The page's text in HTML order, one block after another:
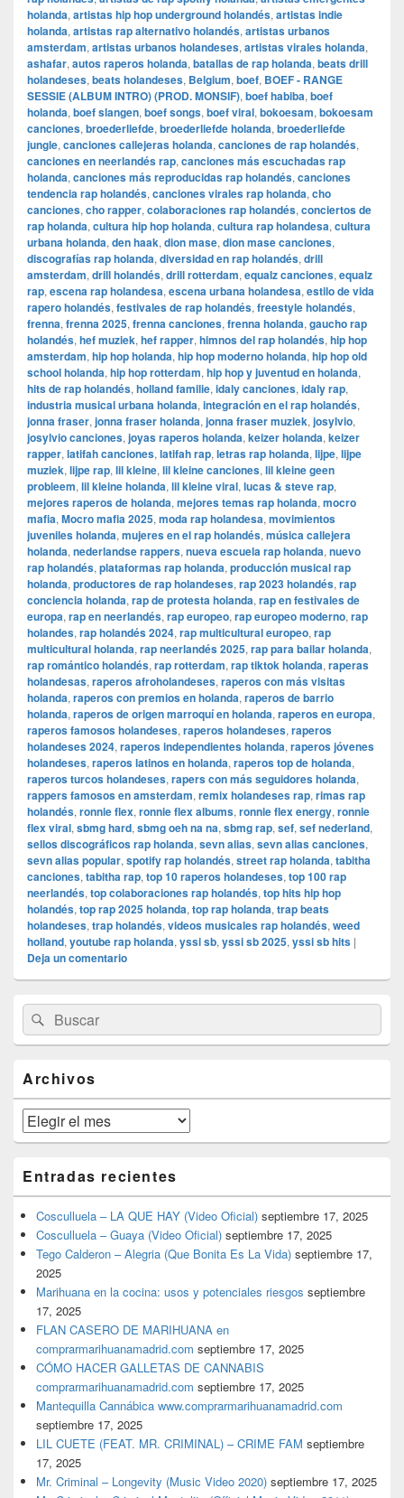
holanda, artistas hip hop underground holandés, artistas indie
holanda, artistas rap alternativo holandés, artistas urbanos
amsterdam, artistas urbanos holandeses, artistas virales holanda,
ashafar, autos raperos holanda, batallas de rap holanda, beats drill
holandeses, beats holandeses, Belgium, boef, BOEF - RANGE
SESSIE (ALBUM INTRO) (PROD. MONSIF), boef habiba, boef
holanda, boef slangen, boef songs, boef viral, bokoesam, bokoesam
canciones, broederliefde, broederliefde holanda, broederliefde
jungle, canciones callejeras holanda, canciones de rap holandés,
canciones en neerlandés rap, canciones más escuchadas rap
holanda, canciones más reproducidas rap holandés, canciones
tendencia rap holandés, canciones virales rap holanda, cho
canciones, cho rapper, colaboraciones rap holandés, conciertos de
rap holanda, cultura hip hop holanda, cultura rap holandesa, cultura
urbana holanda, den haak, dion mase, dion mase canciones,
discografías rap holanda, diversidad en rap holandés, drill
amsterdam, drill holandés, drill rotterdam, equalz canciones, equalz
rap, escena rap holandesa, escena urbana holandesa, estilo de vida
rapero holandés, festivales de rap holandés, freestyle holandés,
frenna, frenna 2025, frenna canciones, frenna holanda, gaucho rap
holandés, hef muziek, hef rapper, himnos del rap holandés, hip hop
amsterdam, hip hop holanda, hip hop moderno holanda, hip hop old
school holanda, hip hop rotterdam, hip hop y juventud en holanda,
hits de rap holandés, holland familie, idaly canciones, idaly rap,
industria musical urbana holanda, integración en el rap holandés,
jonna fraser, jonna fraser holanda, jonna fraser muziek, josylvio,
josylvio canciones, joyas raperos holanda, keizer holanda, keizer
rapper, latifah canciones, latifah rap, letras rap holanda, lijpe, lijpe
muziek, lijpe rap, lil kleine, lil kleine canciones, lil kleine geen
probleem, lil kleine holanda, lil kleine viral, lucas & steve rap,
mejores raperos de holanda, mejores temas rap holanda, mocro
mafia, Mocro mafia 2025, moda rap holandesa, movimientos
juveniles holanda, mujeres en el rap holandés, música callejera
holanda, nederlandse rappers, nueva escuela rap holanda, nuevo
rap holandés, plataformas rap holanda, producción musical rap
holanda, productores de rap holandeses, rap 2023 holandés, rap
conciencia holanda, rap de protesta holanda, rap en festivales de
europa, rap en neerlandés, rap europeo, rap europeo moderno, rap
holandes, rap holandés 2024, rap multicultural europeo, rap
multicultural holanda, rap neerlandés 2025, rap para bailar holanda,
rap romántico holandés, rap rotterdam, rap tiktok holanda, raperas
holandesas, raperos afroholandeses, raperos con más visitas
holanda, raperos con premios en holanda, raperos de barrio
holanda, raperos de origen marroquí en holanda, raperos en europa,
raperos famosos holandeses, raperos holandeses, raperos
holandeses 2024, raperos independientes holanda, raperos jóvenes
holandeses, raperos latinos en holanda, raperos top de holanda,
raperos turcos holandeses, rapers con más seguidores holanda,
rappers famosos en amsterdam, remix holandeses rap, rimas rap
holandés, ronnie flex, ronnie flex albums, ronnie flex energy, ronnie
flex viral, sbmg hard, sbmg oeh na na, sbmg rap, sef, sef nederland,
sellos discográficos rap holanda, sevn alias, sevn alias canciones,
sevn alias popular, spotify rap holandés, street rap holanda, tabitha
canciones, tabitha rap, top 10 raperos holandeses, top 100 rap
neerlandés, top colaboraciones rap holandés, top hits hip hop
holandés, top rap 2025 holanda, top rap holanda, trap beats
holandeses, trap holandés, videos musicales rap holandés, weed
holland, youtube rap holanda, yssi sb, yssi sb 2025, yssi sb hits |
Deja un comentario
área
de
widget
lateral
primaria
Buscar
por:
Buscar
Archivos
Archivos
Entradas recientes
Cosculluela – LA QUE HAY (Video Oficial) septiembre 17, 2025
Cosculluela – Guaya (Video Oficial) septiembre 17, 2025
Tego Calderon – Alegria (Que Bonita Es La Vida) septiembre 17,
2025
Marihuana en la cocina: usos y potenciales riesgos septiembre
17, 2025
FLAN CASERO DE MARIHUANA en
comprarmarihuanamadrid.com septiembre 17, 2025
CÓMO HACER GALLETAS DE CANNABIS
comprarmarihuanamadrid.com septiembre 17, 2025
Mantequilla Cannábica www.comprarmarihuanamadrid.com
septiembre 17, 2025
LIL CUETE (FEAT. MR. CRIMINAL) – CRIME FAM septiembre
17, 2025
Mr. Criminal – Longevity (Music Video 2020) septiembre 17, 2025